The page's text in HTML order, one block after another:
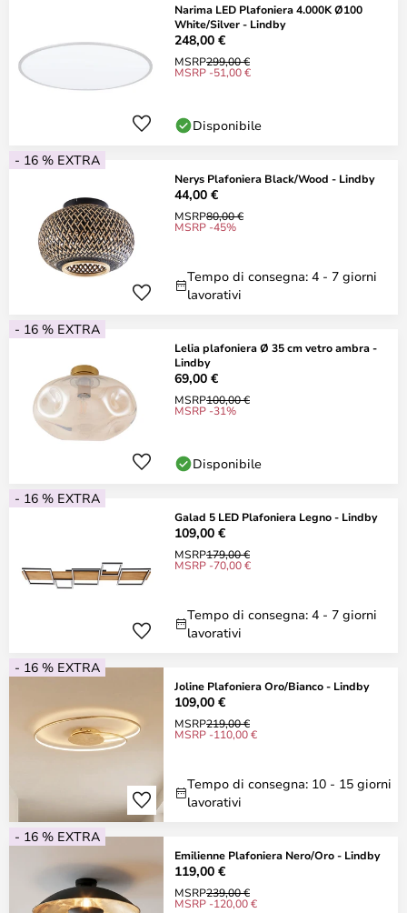
Narima LED Plafoniera 4.000K Ø100
White/Silver - Lindby
248,00 €
MSRP299,00 €
MSRP -51,00 €
Disponibile
- 16 % EXTRA
Nerys Plafoniera Black/Wood - Lindby
44,00 €
MSRP80,00 €
MSRP -45%
Tempo di consegna: 4 - 7 giorni
lavorativi
- 16 % EXTRA
Lelia plafoniera Ø 35 cm vetro ambra -
Lindby
69,00 €
MSRP100,00 €
MSRP -31%
Disponibile
- 16 % EXTRA
Galad 5 LED Plafoniera Legno - Lindby
109,00 €
MSRP179,00 €
MSRP -70,00 €
Tempo di consegna: 4 - 7 giorni
lavorativi
- 16 % EXTRA
Joline Plafoniera Oro/Bianco - Lindby
109,00 €
MSRP219,00 €
MSRP -110,00 €
Tempo di consegna: 10 - 15 giorni
lavorativi
- 16 % EXTRA
Emilienne Plafoniera Nero/Oro - Lindby
119,00 €
MSRP239,00 €
MSRP -120,00 €